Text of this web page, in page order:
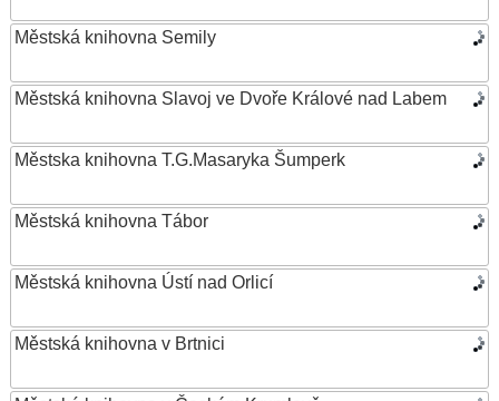
Městská knihovna Semily
Městská knihovna Slavoj ve Dvoře Králové nad Labem
Městska knihovna T.G.Masaryka Šumperk
Městská knihovna Tábor
Městská knihovna Ústí nad Orlicí
Městská knihovna v Brtnici